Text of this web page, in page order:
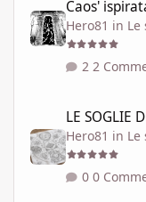
Caos'
Hero81 in Le
2
LE SOGLIE
Hero81 in Le
0